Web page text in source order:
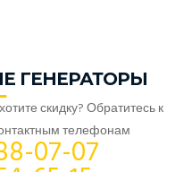
ГЕНЕРАТОРЫ
скидку? Обратитесь к
телефонам
07-07